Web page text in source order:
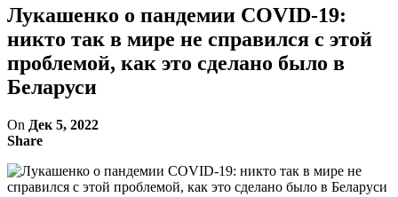
Лукашенко о пандемии COVID-19:
никто так в мире не справился с этой
проблемой, как это сделано было в
Беларуси
On Дек 5, 2022
Share